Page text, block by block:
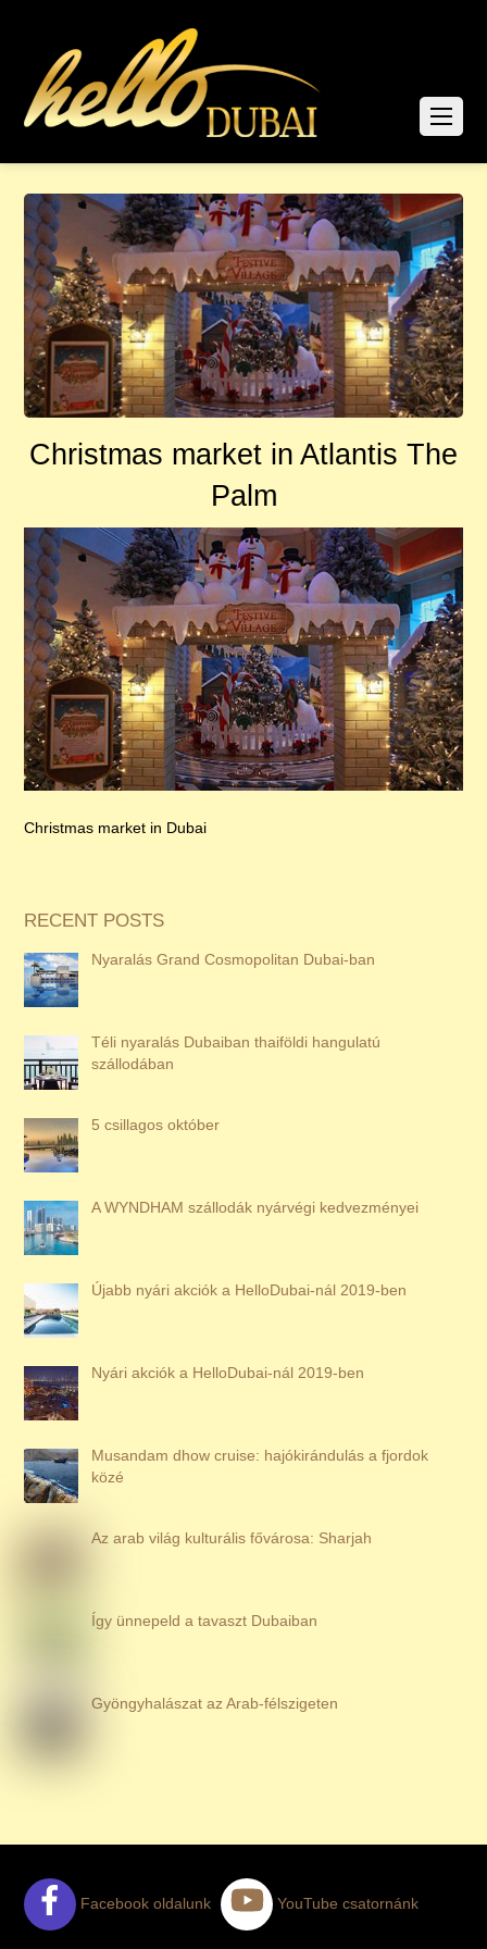
Christmas market in Atlantis The
Palm
Christmas market in Dubai
RECENT POSTS
Nyaralás Grand Cosmopolitan Dubai-ban
Téli nyaralás Dubaiban thaiföldi hangulatú
szállodában
5 csillagos október
A WYNDHAM szállodák nyárvégi kedvezményei
Újabb nyári akciók a HelloDubai-nál 2019-ben
Nyári akciók a HelloDubai-nál 2019-ben
Musandam dhow cruise: hajókirándulás a fjordok
közé
Az arab világ kulturális fővárosa: Sharjah
Így ünnepeld a tavaszt Dubaiban
Gyöngyhalászat az Arab-félszigeten
Facebook oldalunk YouTube csatornánk